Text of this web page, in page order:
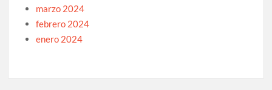
marzo 2024
febrero 2024
enero 2024